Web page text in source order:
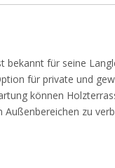
bekannt für seine
für private und
können
zu